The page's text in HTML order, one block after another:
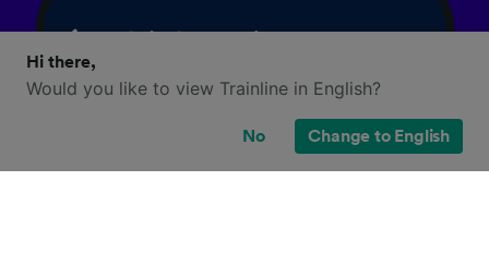
Hi there,
Would you like to view Trainline in English?
No Change to English